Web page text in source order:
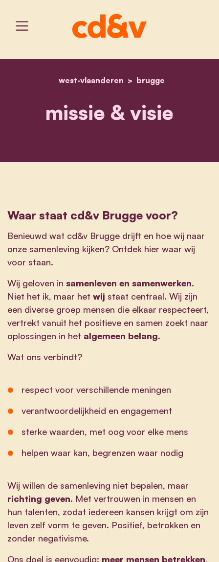
home
west-vlaanderen brugge
over ons
missie & visie
Waar staat cd&v Brugge voor?
Benieuwd wat cd&v Brugge drijft en hoe wij naar
onze samenleving kijken? Ontdek hier waar wij
voor staan.
Wij geloven in samenleven en samenwerken.
Niet het ik, maar het wij staat centraal. Wij zijn
een diverse groep mensen die elkaar respecteert,
vertrekt vanuit het positieve en samen zoekt naar
oplossingen in het algemeen belang.
Wat ons verbindt?
respect voor verschillende meningen
verantwoordelijkheid en engagement
sterke waarden, met oog voor elke mens
helpen waar kan, begrenzen waar nodig
Wij willen de samenleving niet bepalen, maar
richting geven. Met vertrouwen in mensen en
hun talenten, zodat iedereen kansen krijgt om zijn
leven zelf vorm te geven. Positief, betrokken en
zonder negativisme.
Ons doel is eenvoudig: meer mensen betrekken,